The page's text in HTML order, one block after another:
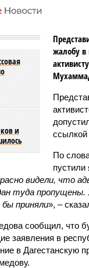
и
жалобу в
ссылкой
По
пустили
видели, что
туда пропущены.
приняли», –
сообщил, что
заявления в
в Дагестанскую